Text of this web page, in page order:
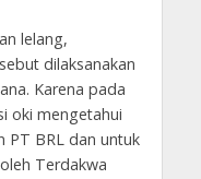
lelang,
dilaksanakan
Karena pada
oki mengetahui
PT BRL dan untuk
Terdakwa